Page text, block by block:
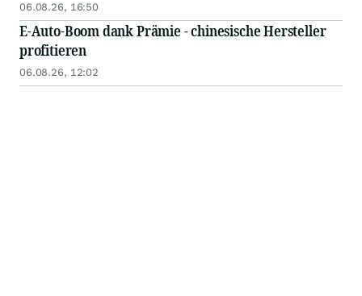
06.08.26, 16:50
E-Auto-Boom dank Prämie - chinesische Hersteller
profitieren
06.08.26, 12:02